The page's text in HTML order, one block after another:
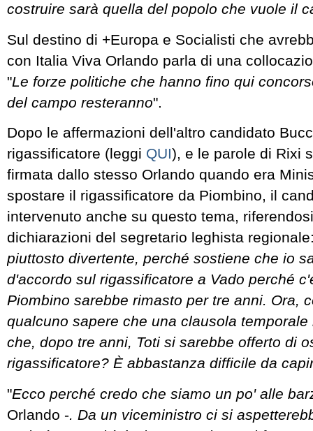
costruire sarà quella del popolo che vuole il
Sul destino di +Europa e Socialisti che
con Italia Viva Orlando parla di una
"Le forze politiche che hanno fino qui
del campo resteranno".
Dopo le affermazioni dell'altro candidato
rigassificatore (leggi QUI), e le parole di Rixi
firmata dallo stesso Orlando quando era
spostare il rigassificatore da Piombino, il
intervenuto anche su questo tema,
dichiarazioni del segretario leghista
piuttosto divertente, perché sostiene che io
d'accordo sul rigassificatore a Vado perché
Piombino sarebbe rimasto per tre anni. Ora,
qualcuno sapere che una clausola
che, dopo tre anni, Toti si sarebbe offerto di
rigassificatore? È abbastanza difficile da
"Ecco perché credo che siamo un po' alle
Orlando -. Da un viceministro ci si